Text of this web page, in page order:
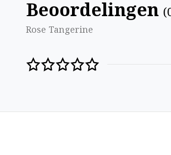
Beoordelingen (
Rose Tangerine